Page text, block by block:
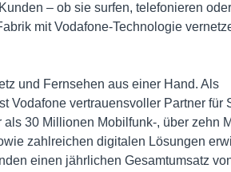
– ob sie surfen, telefonieren oder
mit Vodafone-Technologie
und Fernsehen aus einer Hand. Als
Vodafone vertrauensvoller Partner für
30 Millionen Mobilfunk-, über zehn
zahlreichen digitalen Lösungen
einen jährlichen Gesamtumsatz